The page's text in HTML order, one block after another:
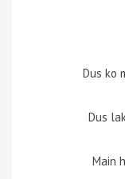
Dus ko
Dus
Main